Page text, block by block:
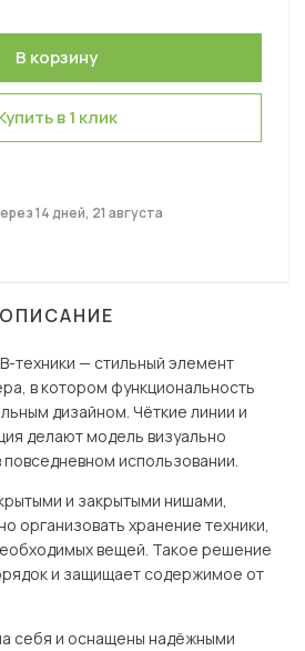
в 1 клик
14 дней, 21 августа
ОПИСАНИЕ
техники — стильный элемент
в котором функциональность
дизайном. Чёткие линии и
делают модель визуально
повседневном использовании.
и закрытыми нишами,
организовать хранение техники,
вещей. Такое решение
и защищает содержимое от
себя и оснащены надёжными